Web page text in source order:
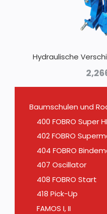
Hydraulische
Baumschulen und
400 FOBRO Super
402 FOBRO
404 FOBRO
407 Oscillator
408 FOBRO Start
418 Pick-Up
FAMOS I, II